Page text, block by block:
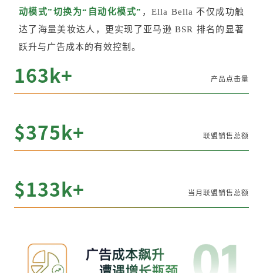
动模式”切换为“自动化模式” ，Ella Bella 不仅成功触
达了海量美妆达人，更实现了亚马逊 BSR 排名的显著
跃升与广告成本的有效控制。
163k+ 产品点击量
$375k+ 联盟销售总额
$133k+ 当月联盟销售总额